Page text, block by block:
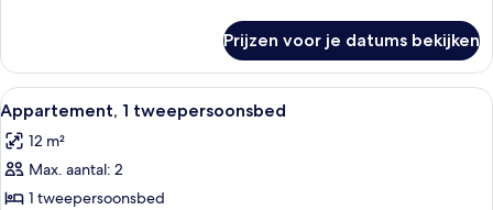
meerdere
bedden
Prijzen voor je datums bekijken
Alle
foto's
voor
Appartement,
1
Een hotelkamer met een badkamer,
9
Appartement, 1 tweepersoonsbed
12 m²
Max. aantal: 2
1 tweepersoonsbed